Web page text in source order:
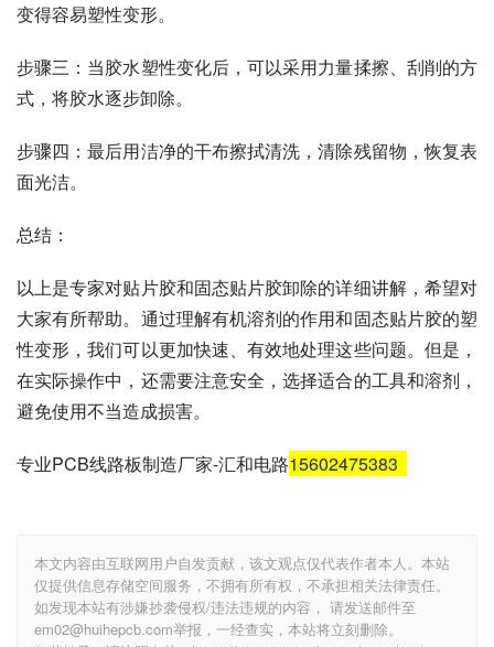
变得容易塑性变形。
步骤三：当胶水塑性变化后，可以采用力量揉擦、刮削的方
式，将胶水逐步卸除。
步骤四：最后用洁净的干布擦拭清洗，清除残留物，恢复表
面光洁。
总结：
以上是专家对贴片胶和固态贴片胶卸除的详细讲解，希望对
大家有所帮助。通过理解有机溶剂的作用和固态贴片胶的塑
性变形，我们可以更加快速、有效地处理这些问题。但是，
在实际操作中，还需要注意安全，选择适合的工具和溶剂，
避免使用不当造成损害。
专业PCB线路板制造厂家-汇和电路15602475383
本文内容由互联网用户自发贡献，该文观点仅代表作者本人。本站
仅提供信息存储空间服务，不拥有所有权，不承担相关法律责任。
如发现本站有涉嫌抄袭侵权/违法违规的内容， 请发送邮件至
em02@huihepcb.com举报，一经查实，本站将立刻删除。